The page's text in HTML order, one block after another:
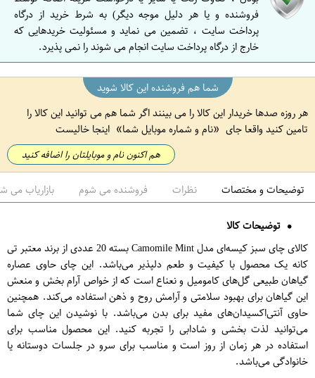
ن
فروشنده و یا هر دلیل موجه دیگر) به شرط خرید از درگاه
پرداخت سایت ، تضمین می نماید و مسئولیت خریدهایی که
خارج از درگاه پرداخت سایت انجام می شوند را نمی پذیرد.
شما هم فروشنده این کالا شوید
هر روزه صدها خریدار این کالا را می بینند اگر شما هم می توانید این کالا را
تامین کنید واقعا جای
نام و شماره موبایل شما اینجا خالیست
هم اکنون نام و موبایلتان را اضافه کنید
توضیحات و مختصات نظرات فروشنده می شوم بازاریاب می
توضیحات کالا
کالای چای سبز کیسه‌ای مدل Camomile Mint بسته 20 عددی از برند معتبر تی
کانه یک محصول با کیفیت و طعم دلپذیر می‌باشد. این چای حاوی عصاره
گیاهان طبیعی گل‌های کامومیل و نعناع است که از خواص آرام بخش و منعش
این گیاهان برای بهبود سلامتی و آرامش روح و ذهن استفاده می‌کند. همچنین
حاوی آنتی‌اکسیدان‌های مفید برای بدن می‌باشد. با نوشیدن این چای شما
می‌توانید لذت بخشی و شادابی را تجربه کنید. این محصول مناسب برای
استفاده در هر زمان از روز است و مناسب برای سرو در جلسات دوستانه یا
خانوادگی می‌باشد.